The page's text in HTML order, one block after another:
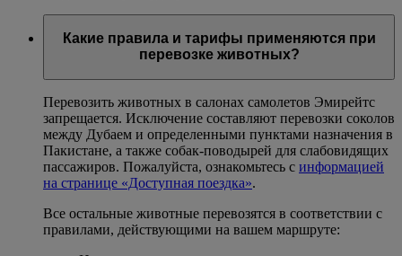
Какие правила и тарифы применяются при
перевозке животных?
Перевозить животных в салонах самолетов Эмирейтс
запрещается. Исключение составляют перевозки соколов
между Дубаем и определенными пунктами назначения в
Пакистане, а также собак-поводырей для слабовидящих
пассажиров. Пожалуйста, ознакомьтесь с информацией
на странице «Доступная поездка».
Все остальные животные перевозятся в соответствии с
правилами, действующими на вашем маршруте: